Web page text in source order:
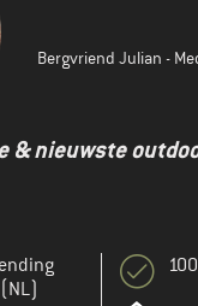
Bergvriend Julian -
& nieuwste